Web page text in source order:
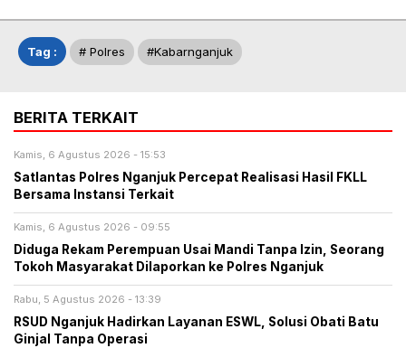
Tag : # Polres #kabarnganjuk
BERITA TERKAIT
Kamis, 6 Agustus 2026 - 15:53
Satlantas Polres Nganjuk Percepat Realisasi Hasil FKLL
Bersama Instansi Terkait
Kamis, 6 Agustus 2026 - 09:55
Diduga Rekam Perempuan Usai Mandi Tanpa Izin, Seorang
Tokoh Masyarakat Dilaporkan ke Polres Nganjuk
Rabu, 5 Agustus 2026 - 13:39
RSUD Nganjuk Hadirkan Layanan ESWL, Solusi Obati Batu
Ginjal Tanpa Operasi